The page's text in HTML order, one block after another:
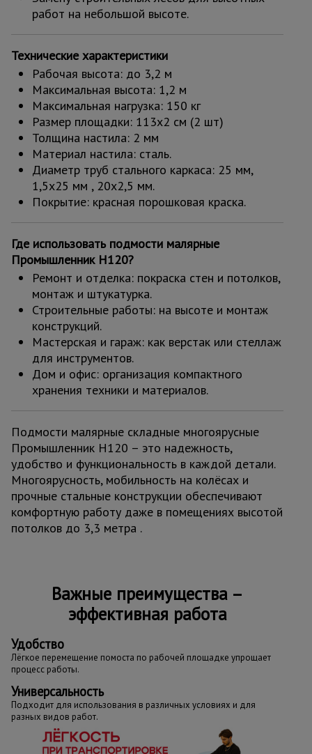
работ на небольшой высоте.
Технические характеристики
Рабочая высота: до 3,2 м
Максимальная высота: 1,2 м
Максимальная нагрузка: 150 кг
Размер площадки: 113x2 см (2 шт)
Толщина настила: 2 мм
Материал настила: сталь.
Диаметр труб стального каркаса: 25 мм,
1,5х25 мм , 20х2,5 мм.
Покрытие: красная порошковая краска.
Где использовать подмости малярные
Промышленник H120?
Ремонт и отделка: покраска стен и потолков,
монтаж и штукатурка.
Строительные работы: на высоте и монтаж
конструкций.
Мастерская и гараж: как верстак или стеллаж
для инструментов.
Дом и офис: организация компактного
хранения техники и материалов.
Подмости малярные складные многоярусные
Промышленник H120 – это надежность,
удобство и функциональность в каждой детали.
Многоярусность, мобильность на колёсах и
прочные стальные конструкции обеспечивают
комфортную работу даже в помещениях высотой
потолков до 3,3 метра .
Важные преимущества –
эффективная работа
Удобство
Лёгкое перемещение помоста по рабочей площадке упрощает
процесс работы.
Универсальность
Подходит для использования в различных условиях и для
разных видов работ.